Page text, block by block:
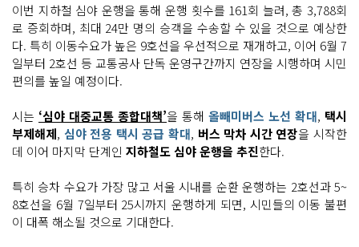
이번 지하철 심야 운행을 통해 운행 횟수를 161회 늘려, 총 3,788회
로 증회하며, 최대 24만 명의 승객을 수송할 수 있을 것으로 예상한
다. 특히 이동수요가 높은 9호선을 우선적으로 재개하고, 이어 6월 7
일부터 2호선 등 교통공사 단독 운영구간까지 연장을 시행하며 시민
편의를 높일 예정이다.
시는 ‘심야 대중교통 종합대책’을 통해 올빼미버스 노선 확대, 택시
부제해제, 심야 전용 택시 공급 확대, 버스 막차 시간 연장을 시작한
데 이어 마지막 단계인 지하철도 심야 운행을 추진한다.
특히 승차 수요가 가장 많고 서울 시내를 순환 운행하는 2호선과 5~
8호선을 6월 7일부터 25시까지 운행하게 되면, 시민들의 이동 불편
이 대폭 해소될 것으로 기대한다.